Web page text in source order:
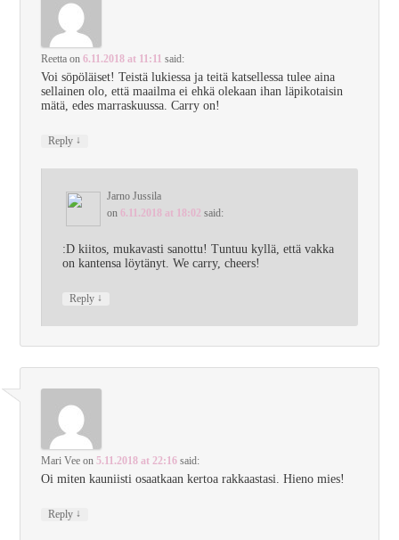
Reetta on6.11.2018 at 11:11 said:
Voi söpöläiset! Teistä lukiessa ja teitä katsellessa tulee aina
sellainen olo, että maailma ei ehkä olekaan ihan läpikotaisin
mätä, edes marraskuussa. Carry on!
Reply ↓
Jarno Jussila
on 6.11.2018 at 18:02 said:
:D kiitos, mukavasti sanottu! Tuntuu kyllä, että vakka
on kantensa löytänyt. We carry, cheers!
Reply ↓
Mari Vee on5.11.2018 at 22:16 said:
Oi miten kauniisti osaatkaan kertoa rakkaastasi. Hieno mies!
Reply ↓